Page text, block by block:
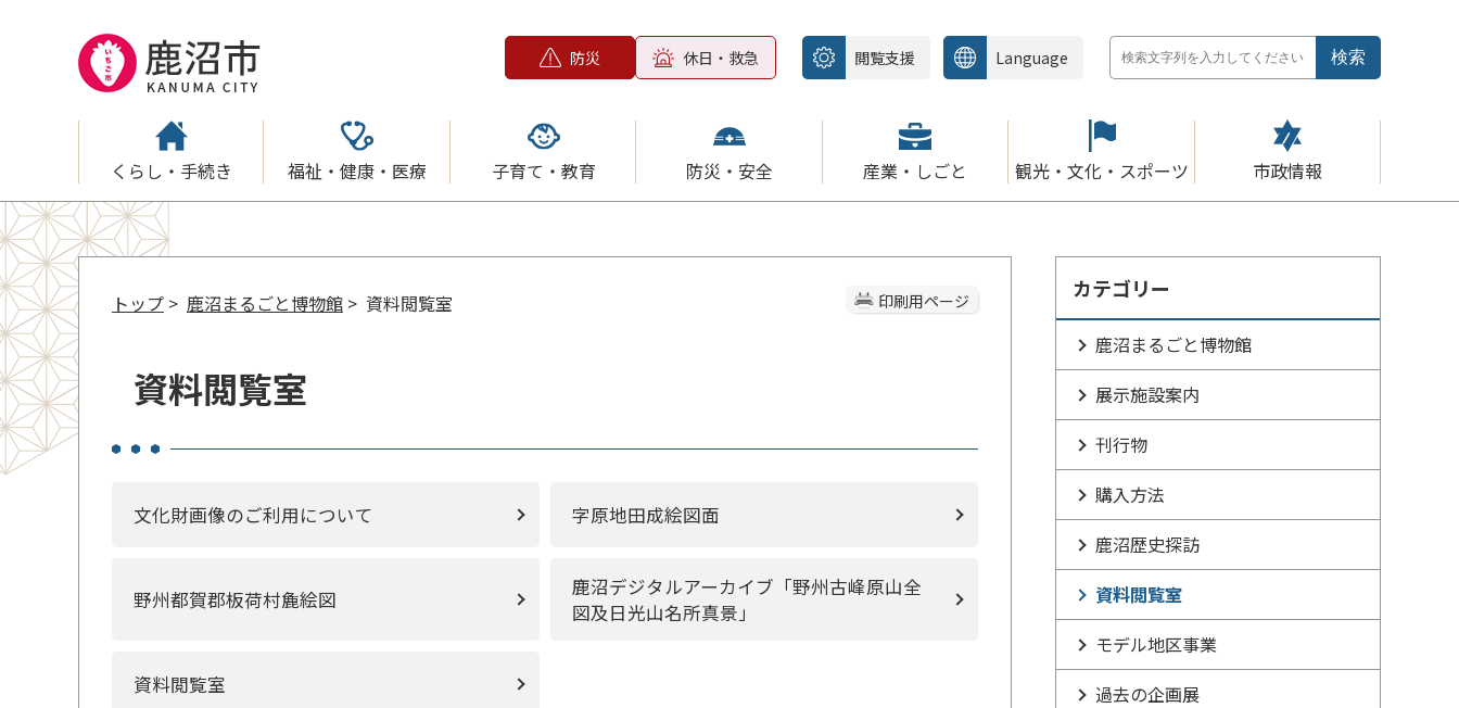
防災 休日・救急 閲覧支援 Language
くらし・手続き 福祉・健康・医療 子育て・教育 防災・安全 産業・しごと 観光・文化・スポーツ 市政情報
印刷用ページ
トップ > 鹿沼まるごと博物館 > 資料閲覧室
資料閲覧室
文化財画像のご利用について 字原地田成絵図面
野州都賀郡板荷村麁絵図
鹿沼デジタルアーカイブ「野州古峰原山全
図及日光山名所真景」
資料閲覧室
カテゴリー
鹿沼まるごと博物館
展示施設案内
刊行物
購入方法
鹿沼歴史探訪
資料閲覧室
モデル地区事業
過去の企画展